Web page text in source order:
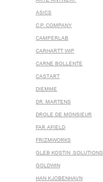
ASICS
C.P. COMPANY
CAMPERLAB
CARHARTT WIP
CARNE BOLLENTE
CASTART
DIEMME
DR. MARTENS
DROLE DE MONSIEUR
FAR AFIELD
FRIZMWORKS
GLEB KOSTIN .SOLUTIONS
GOLDWIN
HAN KJOBENHAVN